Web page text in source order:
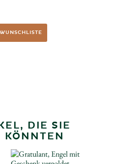
DIE SIE
KÖNNTEN